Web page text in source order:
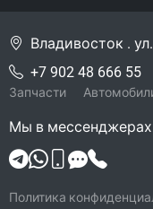
Владивосток .
+7 902 48 666 55
Запчасти
Мы в
Политика